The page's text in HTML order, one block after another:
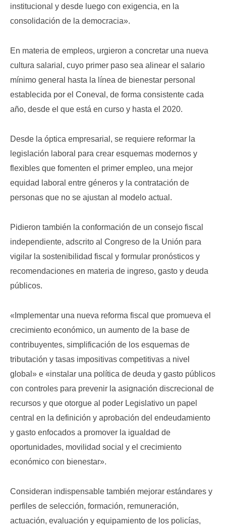
institucional y desde luego con exigencia, en la
consolidación de la democracia».
En materia de empleos, urgieron a concretar una nueva
cultura salarial, cuyo primer paso sea alinear el salario
mínimo general hasta la línea de bienestar personal
establecida por el Coneval, de forma consistente cada
año, desde el que está en curso y hasta el 2020.
Desde la óptica empresarial, se requiere reformar la
legislación laboral para crear esquemas modernos y
flexibles que fomenten el primer empleo, una mejor
equidad laboral entre géneros y la contratación de
personas que no se ajustan al modelo actual.
Pidieron también la conformación de un consejo fiscal
independiente, adscrito al Congreso de la Unión para
vigilar la sostenibilidad fiscal y formular pronósticos y
recomendaciones en materia de ingreso, gasto y deuda
públicos.
«Implementar una nueva reforma fiscal que promueva el
crecimiento económico, un aumento de la base de
contribuyentes, simplificación de los esquemas de
tributación y tasas impositivas competitivas a nivel
global» e «instalar una política de deuda y gasto públicos
con controles para prevenir la asignación discrecional de
recursos y que otorgue al poder Legislativo un papel
central en la definición y aprobación del endeudamiento
y gasto enfocados a promover la igualdad de
oportunidades, movilidad social y el crecimiento
económico con bienestar».
Consideran indispensable también mejorar estándares y
perfiles de selección, formación, remuneración,
actuación, evaluación y equipamiento de los policías,